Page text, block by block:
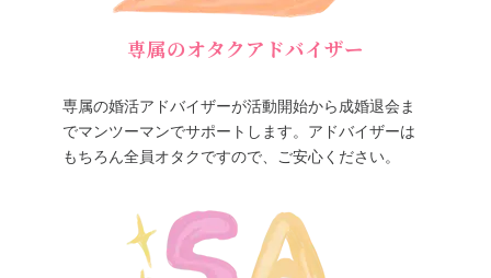
専属のオタクアドバイザー
専属の婚活アドバイザーが活動開始から成婚退会ま
でマンツーマンでサポートします。アドバイザーは
もちろん全員オタクですので、ご安心ください。